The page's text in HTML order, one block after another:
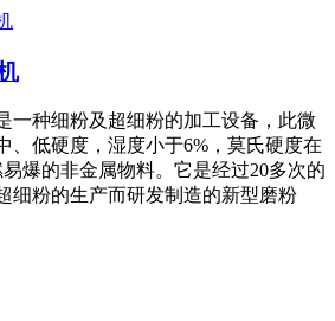
一种细粉及超细粉的加工设备，此微
、低硬度，湿度小于6%，莫氏硬度在
爆的非金属物料。它是经过20多次的
细粉的生产而研发制造的新型磨粉